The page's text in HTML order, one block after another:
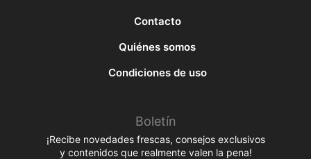
Contacto
Quiénes somos
Condiciones de uso
Boletín
¡Recibe novedades frescas, consejos exclusivos
y contenidos que realmente valen la pena!